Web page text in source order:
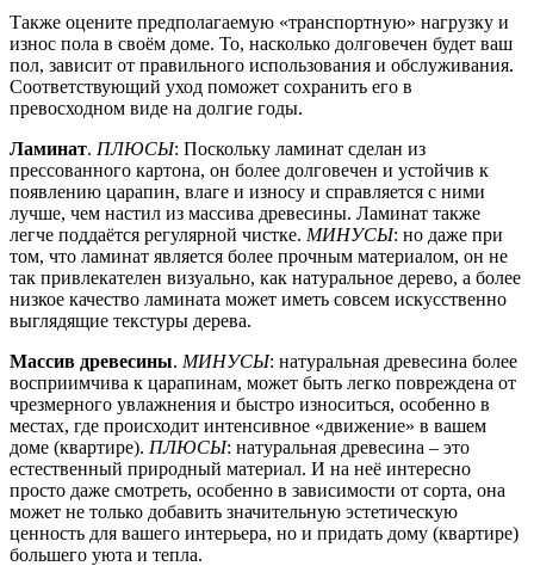
Также оцените предполагаемую «транспортную» нагрузку и
износ пола в своём доме. То, насколько долговечен будет ваш
пол, зависит от правильного использования и обслуживания.
Соответствующий уход поможет сохранить его в
превосходном виде на долгие годы.
Ламинат. ПЛЮСЫ: Поскольку ламинат сделан из
прессованного картона, он более долговечен и устойчив к
появлению царапин, влаге и износу и справляется с ними
лучше, чем настил из массива древесины. Ламинат также
легче поддаётся регулярной чистке. МИНУСЫ: но даже при
том, что ламинат является более прочным материалом, он не
так привлекателен визуально, как натуральное дерево, а более
низкое качество ламината может иметь совсем искусственно
выглядящие текстуры дерева.
Массив древесины. МИНУСЫ: натуральная древесина более
восприимчива к царапинам, может быть легко повреждена от
чрезмерного увлажнения и быстро износиться, особенно в
местах, где происходит интенсивное «движение» в вашем
доме (квартире). ПЛЮСЫ: натуральная древесина – это
естественный природный материал. И на неё интересно
просто даже смотреть, особенно в зависимости от сорта, она
может не только добавить значительную эстетическую
ценность для вашего интерьера, но и придать дому (квартире)
большего уюта и тепла.